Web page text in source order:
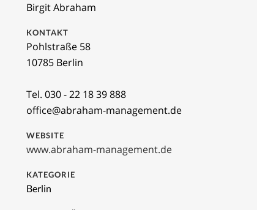
Birgit Abraham
KONTAKT
Pohlstraße 58
10785 Berlin
Tel. 030 - 22 18 39 888
office@abraham-management.de
WEBSITE
www.abraham-management.de
KATEGORIE
Berlin